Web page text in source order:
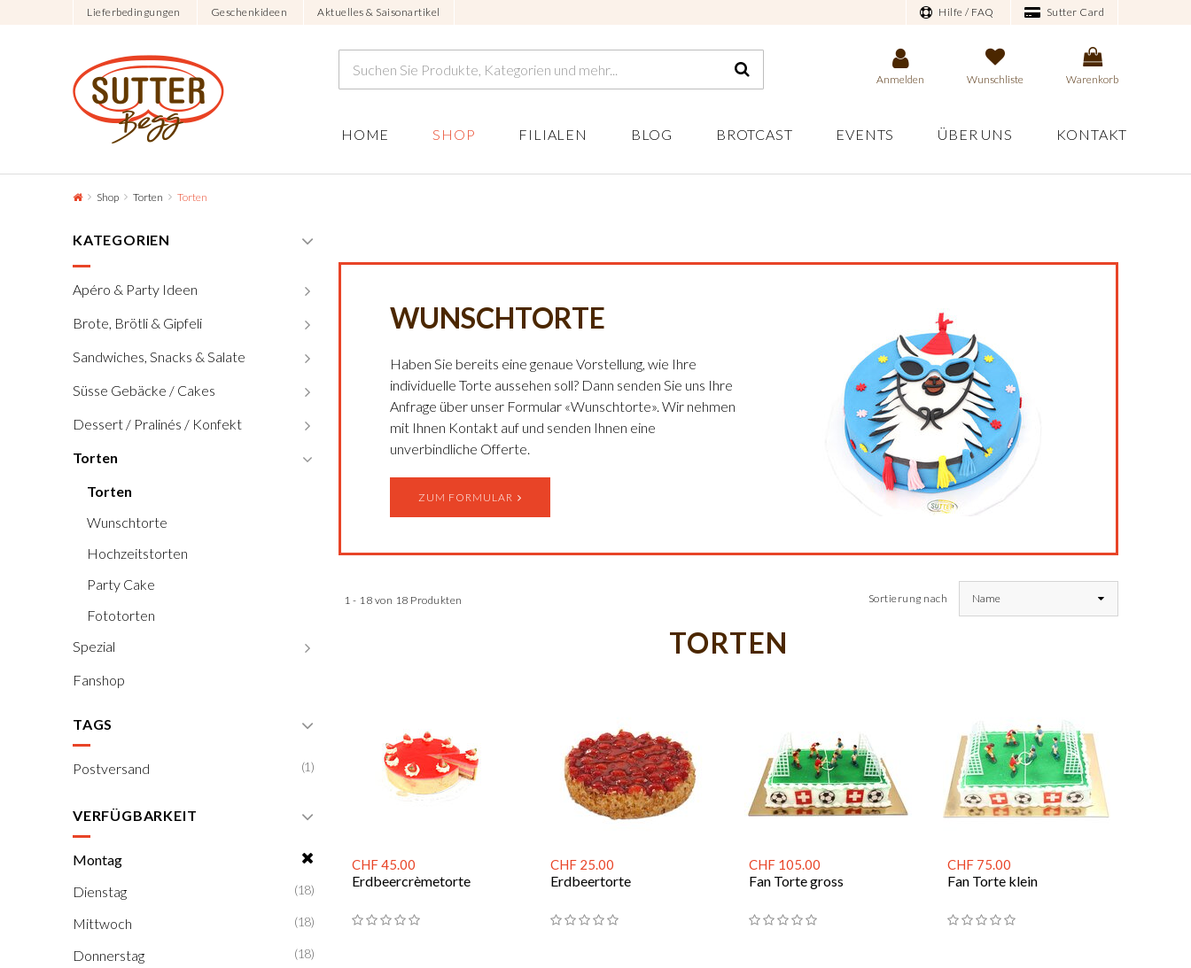
Lieferbedingungen Geschenkideen Aktuelles & Saisonartikel Hilfe / FAQ Sutter Card
Anmelden Wunschliste Warenkorb
HOME SHOP FILIALEN BLOG BROTCAST EVENTS ÜBER UNS KONTAKT
Shop Torten Torten
KATEGORIEN
Apéro & Party Ideen
Brote, Brötli & Gipfeli
Sandwiches, Snacks & Salate
Süsse Gebäcke / Cakes
Dessert / Pralinés / Konfekt
Torten
Torten
Wunschtorte
Hochzeitstorten
Party Cake
Fototorten
Spezial
Fanshop
TAGS
Postversand (1)
VERFÜGBARKEIT
Montag
Dienstag
(18)
Mittwoch (18)
Donnerstag (18)
WUNSCHTORTE
Haben Sie bereits eine genaue Vorstellung, wie Ihre
individuelle Torte aussehen soll? Dann senden Sie uns Ihre
Anfrage über unser Formular «Wunschtorte». Wir nehmen
mit Ihnen Kontakt auf und senden Ihnen eine
unverbindliche Offerte.
ZUM FORMULAR
1 - 18 von 18 Produkten Sortierung nach Name
TORTEN
CHF 45.00
Erdbeercrèmetorte
CHF 25.00
Erdbeertorte
CHF 105.00
Fan Torte gross
CHF 75.00
Fan Torte klein